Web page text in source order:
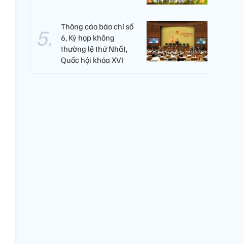
Thông cáo báo chí số
6, Kỳ họp không
thường lệ thứ Nhất,
Quốc hội khóa XVI